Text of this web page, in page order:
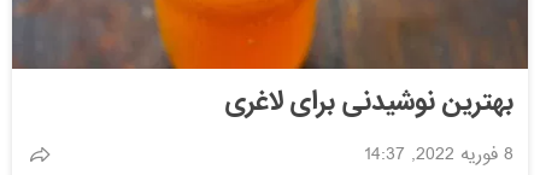
بهترین نوشیدنی برای لاغری
8 فوریه 2022, 14:37